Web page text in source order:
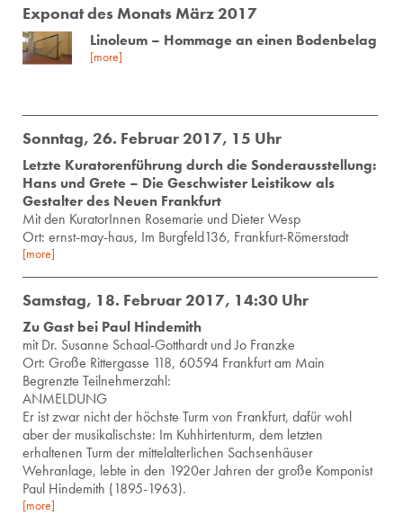
Exponat des Monats März 2017
Linoleum – Hommage an einen Bodenbelag
[more]
Sonntag, 26. Februar 2017, 15 Uhr
Letzte Kuratorenführung durch die Sonderausstellung:
Hans und Grete – Die Geschwister Leistikow als
Gestalter des Neuen Frankfurt
Mit den KuratorInnen Rosemarie und Dieter Wesp
Ort: ernst-may-haus, Im Burgfeld136, Frankfurt-Römerstadt
[more]
Samstag, 18. Februar 2017, 14:30 Uhr
Zu Gast bei Paul Hindemith
mit Dr. Su­san­ne Schaal-Gott­hardt und Jo Franz­ke
Ort: Große Rittergasse 118, 60594 Frankfurt am Main
Begrenzte Teilnehmerzahl:
ANMELDUNG
Er ist zwar nicht der höchste Turm von Frankfurt, dafür wohl
aber der musikalischste: Im Kuhhirtenturm, dem letzten
erhaltenen Turm der mittelalterlichen Sachsenhäuser
Wehranlage, lebte in den 1920er Jahren der große Komponist
Paul Hindemith (1895-1963).
[more]